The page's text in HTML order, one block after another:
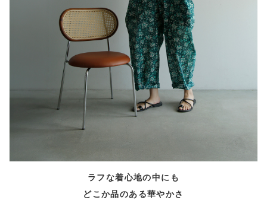
ラフな着心地の中にも
どこか品のある華やかさ